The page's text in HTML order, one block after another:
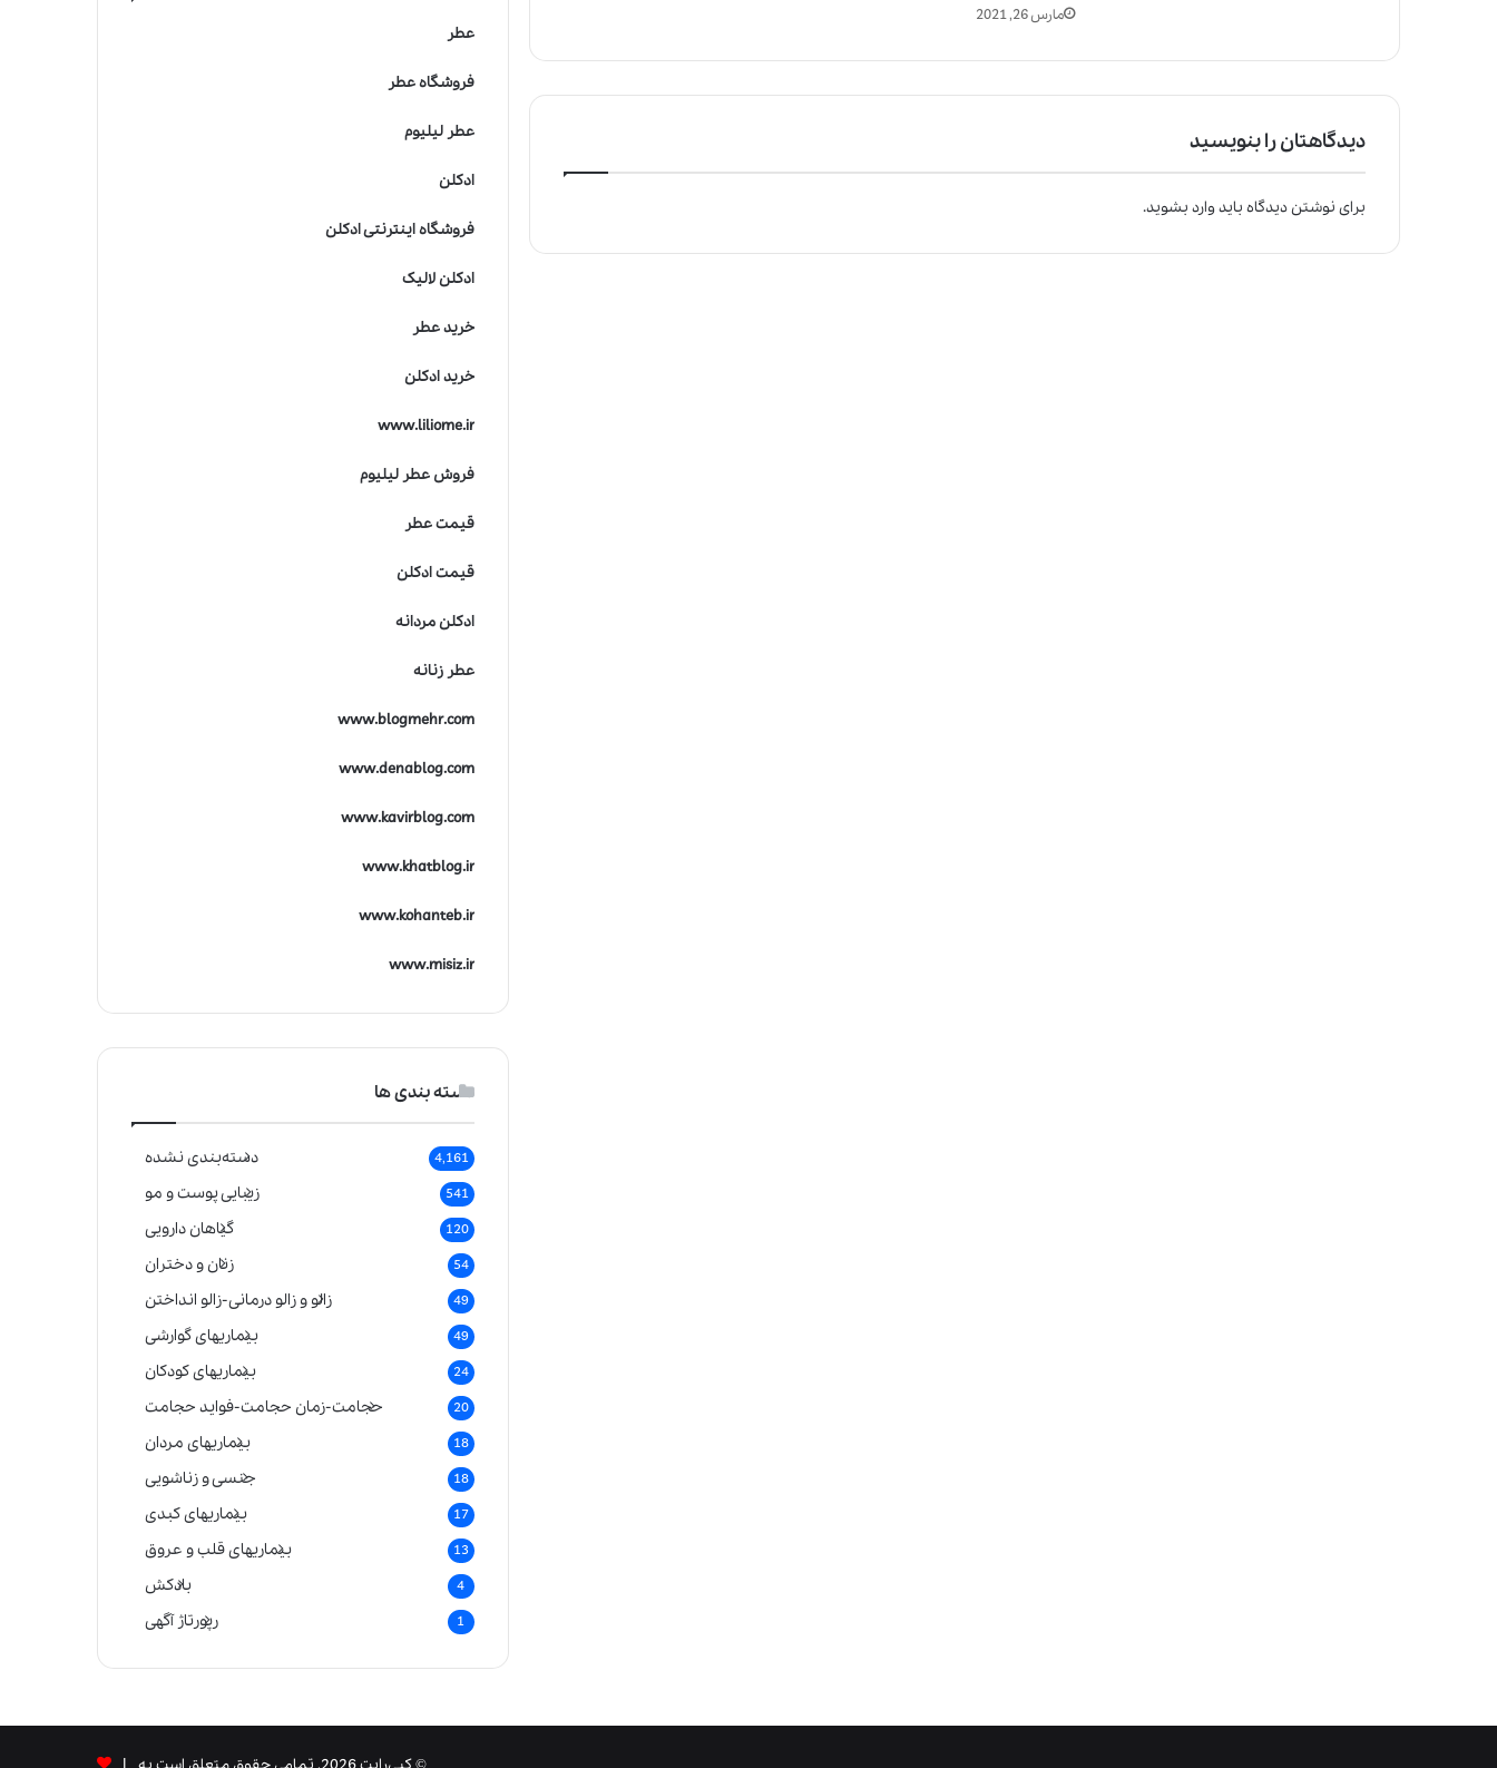
مارس 26, 2021
دیدگاهتان را بنویسید
برای نوشتن دیدگاه بایدوارد بشوید.
عطر
فروشگاه عطر
عطر لیلیوم
ادکلن
فروشگاه اینترنتی ادکلن
ادکلن لالیک
خرید عطر
خرید ادکلن
www.liliome.ir
فروش عطر لیلیوم
قیمت عطر
قیمت ادکلن
ادکلن مردانه
عطر زنانه
www.blogmehr.com
www.denablog.com
www.kavirblog.com
www.khatblog.ir
www.kohanteb.ir
www.misiz.ir
دسته بندی ها
دسته‌بندی نشده 4,161
زیبایی پوست و مو 541
گیاهان دارویی 120
زنان و دختران 54
زالو و زالو درمانی-زالو انداختن 49
بیماریهای گوارشی 49
بیماریهای کودکان 24
حجامت-زمان حجامت-فواید حجامت 20
بیماریهای مردان 18
جنسی و زناشویی 18
بیماریهای کبدی 17
بیماریهای قلب و عروق 13
بادکش 4
رپورتاژ آگهی 1